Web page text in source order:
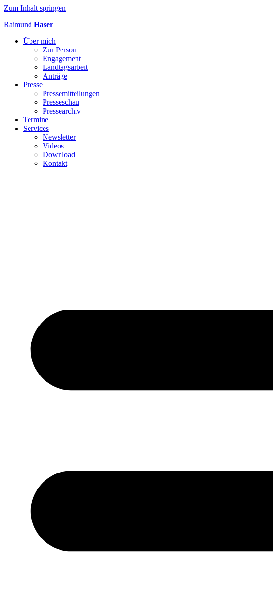
Zum Inhalt springen
Raimund Haser
Über mich
Zur Person
Engagement
Landtagsarbeit
Anträge
Presse
Pressemitteilungen
Presseschau
Pressearchiv
Termine
Services
Newsletter
Videos
Download
Kontakt